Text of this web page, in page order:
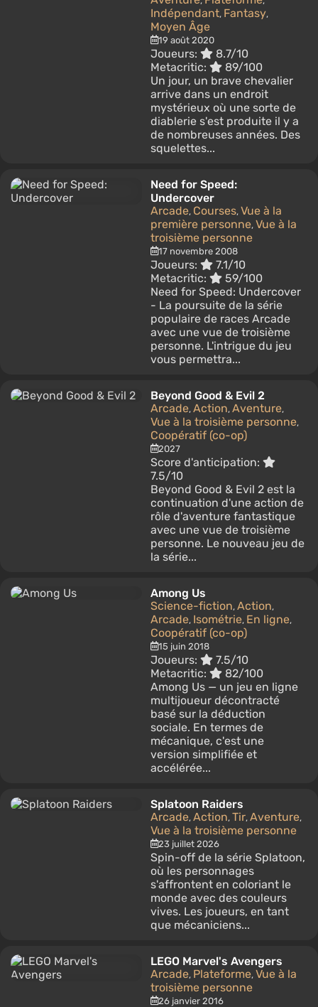
Indépendant, Fantasy,
Moyen Âge
19 août 2020
Joueurs:
8.7/10
Metacritic:
89/100
Un jour, un brave chevalier
arrive dans un endroit
mystérieux où une sorte de
diablerie s'est produite il y a
de nombreuses années. Des
squelettes...
Need for Speed:
Undercover
Arcade, Courses, Vue à la
première personne, Vue à la
troisième personne
17 novembre 2008
Joueurs:
7.1/10
Metacritic:
59/100
Need for Speed: Undercover
- La poursuite de la série
populaire de races Arcade
avec une vue de troisième
personne. L'intrigue du jeu
vous permettra...
Beyond Good & Evil 2
Arcade, Action, Aventure,
Vue à la troisième personne,
Coopératif (co-op)
2027
Score d'anticipation:
7.5/10
Beyond Good & Evil 2 est la
continuation d'une action de
rôle d'aventure fantastique
avec une vue de troisième
personne. Le nouveau jeu de
la série...
Among Us
Science-fiction, Action,
Arcade, Isométrie, En ligne,
Coopératif (co-op)
15 juin 2018
Joueurs:
7.5/10
Metacritic:
82/100
Among Us — un jeu en ligne
multijoueur décontracté
basé sur la déduction
sociale. En termes de
mécanique, c'est une
version simplifiée et
accélérée...
Splatoon Raiders
Arcade, Action, Tir, Aventure,
Vue à la troisième personne
23 juillet 2026
Spin-off de la série Splatoon,
où les personnages
s'affrontent en coloriant le
monde avec des couleurs
vives. Les joueurs, en tant
que mécaniciens...
LEGO Marvel's Avengers
Arcade, Plateforme, Vue à la
troisième personne
26 janvier 2016